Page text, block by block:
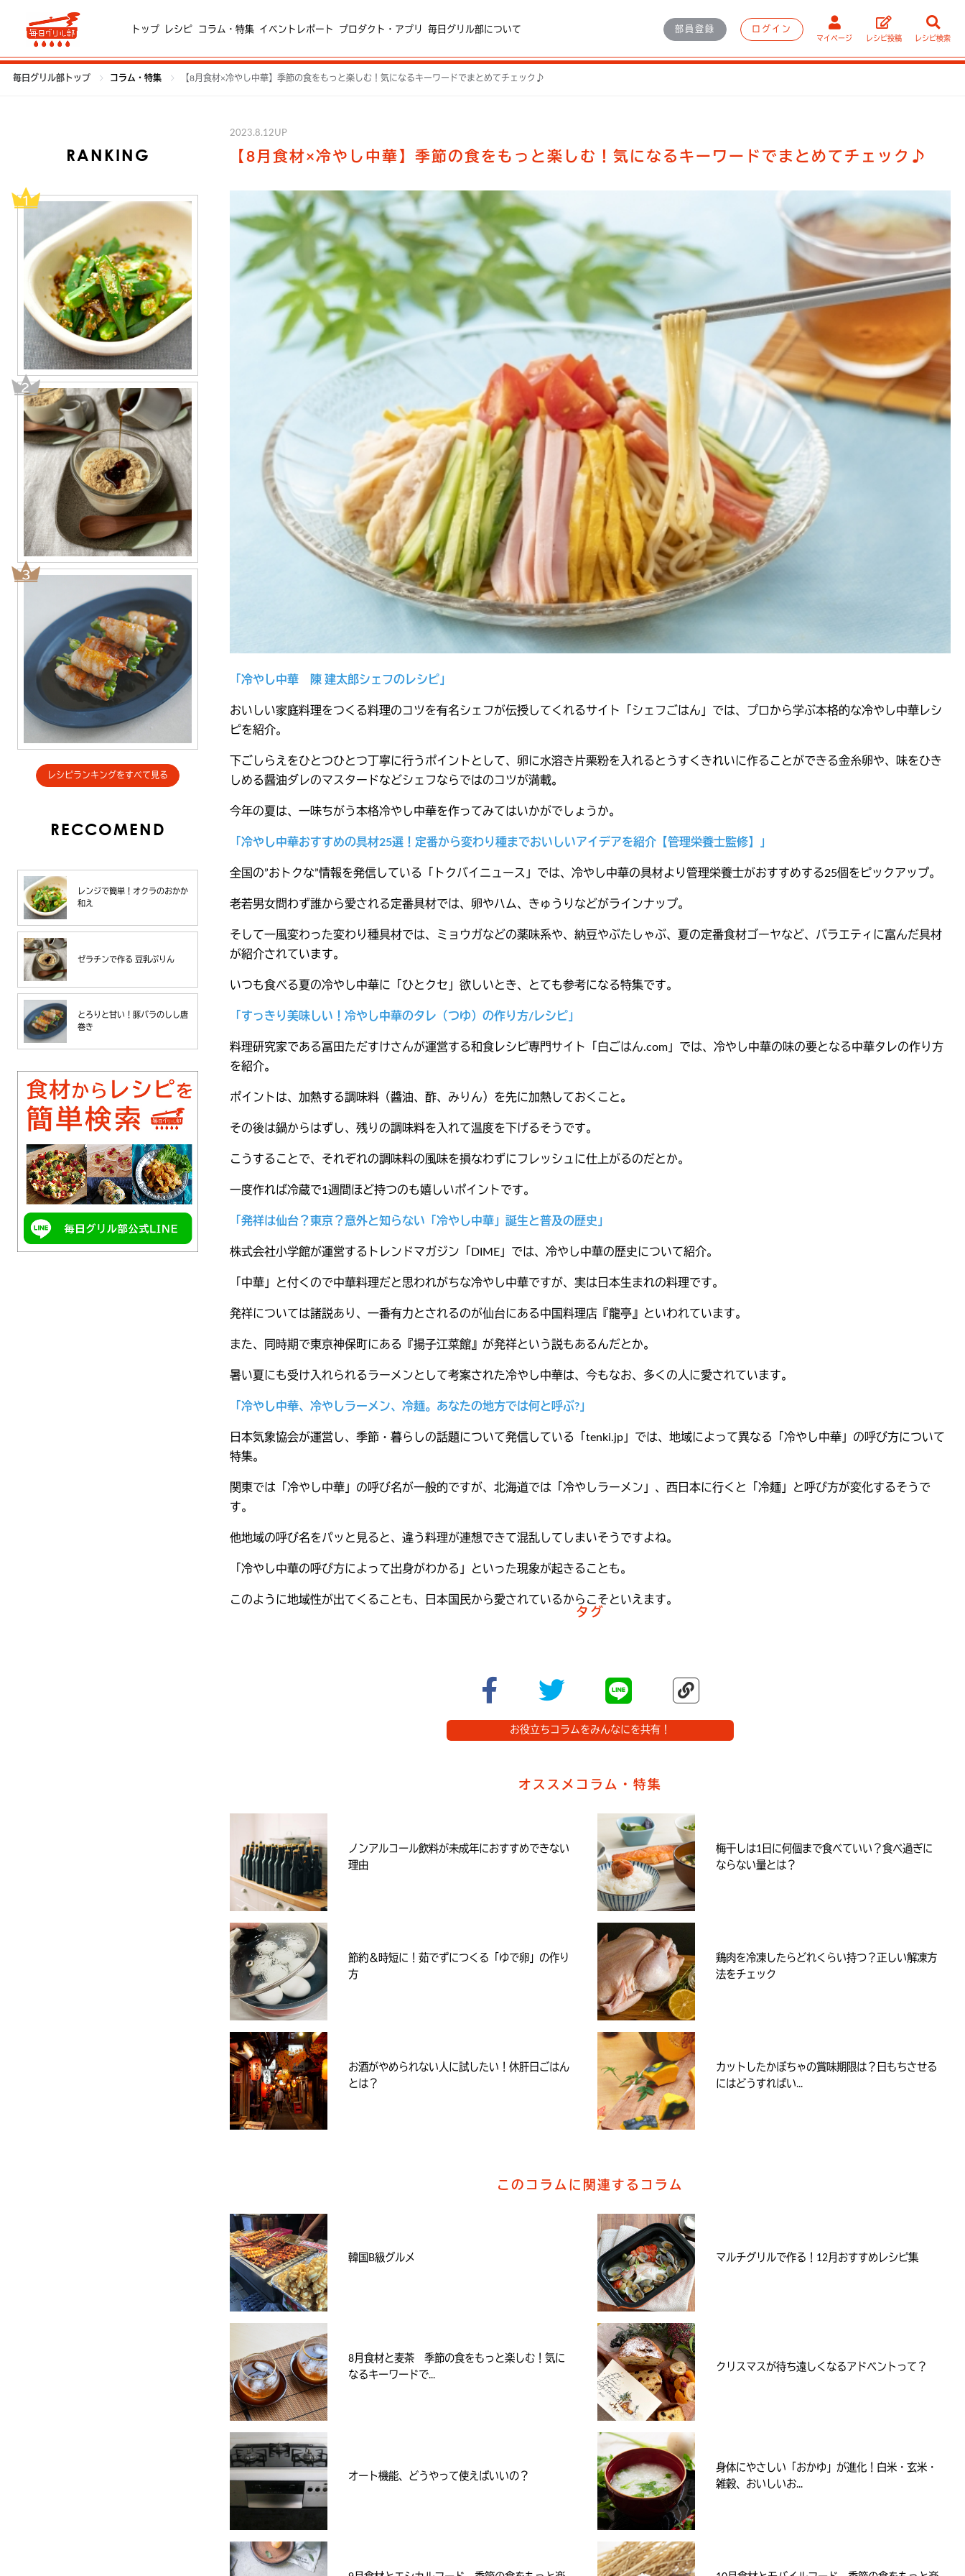
トップ レシピ コラム・特集 イベントレポート プロダクト・アプリ 毎日グリル部について 部員登録 ログイン
マイページ レシピ投稿 レシピ検索
毎日グリル部トップ コラム・特集 【8月食材×冷やし中華】季節の食をもっと楽しむ！気になるキーワードでまとめてチェック♪
RANKING
レシピランキングをすべて見る
RECCOMEND
レンジで簡単！オクラのおかか
和え
ゼラチンで作る 豆乳ぷりん
とろりと甘い！豚バラのしし唐
巻き
2023.8.12UP
【8月食材×冷やし中華】季節の食をもっと楽しむ！気になるキーワードでまとめてチェック♪
「冷やし中華 陳 建太郎シェフのレシピ」
おいしい家庭料理をつくる料理のコツを有名シェフが伝授してくれるサイト「シェフごはん」では、プロから学ぶ本格的な冷やし中華レシ
ピを紹介。
下ごしらえをひとつひとつ丁寧に行うポイントとして、卵に水溶き片栗粉を入れるとうすくきれいに作ることができる金糸卵や、味をひき
しめる醤油ダレのマスタードなどシェフならではのコツが満載。
今年の夏は、一味ちがう本格冷やし中華を作ってみてはいかがでしょうか。
「冷やし中華おすすめの具材25選！定番から変わり種までおいしいアイデアを紹介【管理栄養士監修】」
全国の”おトクな”情報を発信している「トクバイニュース」では、冷やし中華の具材より管理栄養士がおすすめする25個をピックアップ。
老若男女問わず誰から愛される定番具材では、卵やハム、きゅうりなどがラインナップ。
そして一風変わった変わり種具材では、ミョウガなどの薬味系や、納豆やぶたしゃぶ、夏の定番食材ゴーヤなど、バラエティに富んだ具材
が紹介されています。
いつも食べる夏の冷やし中華に「ひとクセ」欲しいとき、とても参考になる特集です。
「すっきり美味しい！冷やし中華のタレ（つゆ）の作り方/レシピ」
料理研究家である冨田ただすけさんが運営する和食レシピ専門サイト「白ごはん.com」では、冷やし中華の味の要となる中華タレの作り方
を紹介。
ポイントは、加熱する調味料（醬油、酢、みりん）を先に加熱しておくこと。
その後は鍋からはずし、残りの調味料を入れて温度を下げるそうです。
こうすることで、それぞれの調味料の風味を損なわずにフレッシュに仕上がるのだとか。
一度作れば冷蔵で1週間ほど持つのも嬉しいポイントです。
「発祥は仙台？東京？意外と知らない「冷やし中華」誕生と普及の歴史」
株式会社小学館が運営するトレンドマガジン「DIME」では、冷やし中華の歴史について紹介。
「中華」と付くので中華料理だと思われがちな冷やし中華ですが、実は日本生まれの料理です。
発祥については諸説あり、一番有力とされるのが仙台にある中国料理店『龍亭』といわれています。
また、同時期で東京神保町にある『揚子江菜館』が発祥という説もあるんだとか。
暑い夏にも受け入れられるラーメンとして考案された冷やし中華は、今もなお、多くの人に愛されています。
「冷やし中華、冷やしラーメン、冷麺。あなたの地方では何と呼ぶ?」
日本気象協会が運営し、季節・暮らしの話題について発信している「tenki.jp」では、地域によって異なる「冷やし中華」の呼び方について
特集。
関東では「冷やし中華」の呼び名が一般的ですが、北海道では「冷やしラーメン」、西日本に行くと「冷麺」と呼び方が変化するそうで
す。
他地域の呼び名をパッと見ると、違う料理が連想できて混乱してしまいそうですよね。
「冷やし中華の呼び方によって出身がわかる」といった現象が起きることも。
このように地域性が出てくることも、日本国民から愛されているからこそといえます。
タグ
お役立ちコラムをみんなにを共有！
オススメコラム・特集
ノンアルコール飲料が未成年におすすめできない
理由
梅干しは1日に何個まで食べていい？食べ過ぎに
ならない量とは？
節約＆時短に！茹でずにつくる「ゆで卵」の作り
方
鶏肉を冷凍したらどれくらい持つ？正しい解凍方
法をチェック
お酒がやめられない人に試したい！休肝日ごはん
とは？
カットしたかぼちゃの賞味期限は？日もちさせる
にはどうすればい...
このコラムに関連するコラム
韓国B級グルメ マルチグリルで作る！12月おすすめレシピ集
8月食材と麦茶 季節の食をもっと楽しむ！気に
なるキーワードで...
クリスマスが待ち遠しくなるアドベントって？
オート機能、どうやって使えばいいの？
身体にやさしい「おかゆ」が進化！白米・玄米・
雑穀、おいしいお...